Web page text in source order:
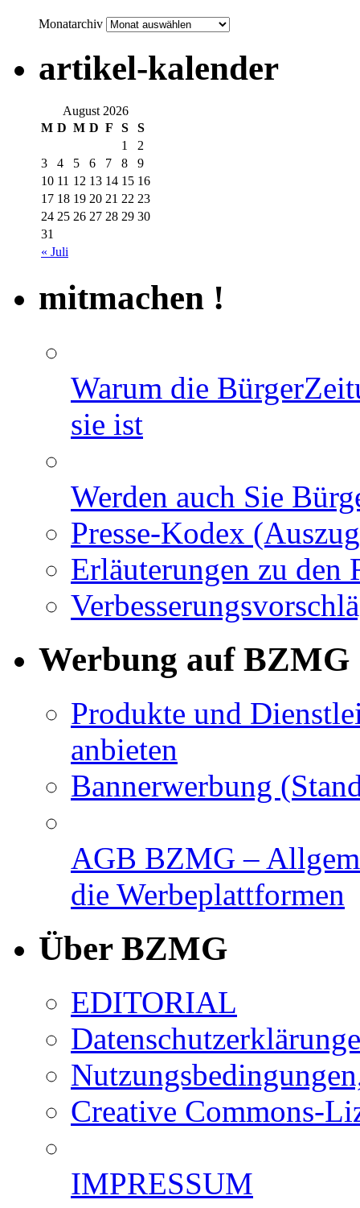
Monatarchiv
artikel-kalender
August 2026
M D M D F S S
« Juli
1
2
3
4 5 6 7 8
9
10 11 12 13 14 15 16
17 18 19 20 21 22 23
24 25 26 27 28 29 30
31
mitmachen !
Warum die
sie ist
Werden auch Sie
Presse-Kodex
Erläuterungen zu den
Werbung auf BZMG
Produkte und
anbieten
Bannerwerbung
AGB BZMG –
die Werbeplattformen
Über BZMG
EDITORIAL
Creative Commons-
IMPRESSUM